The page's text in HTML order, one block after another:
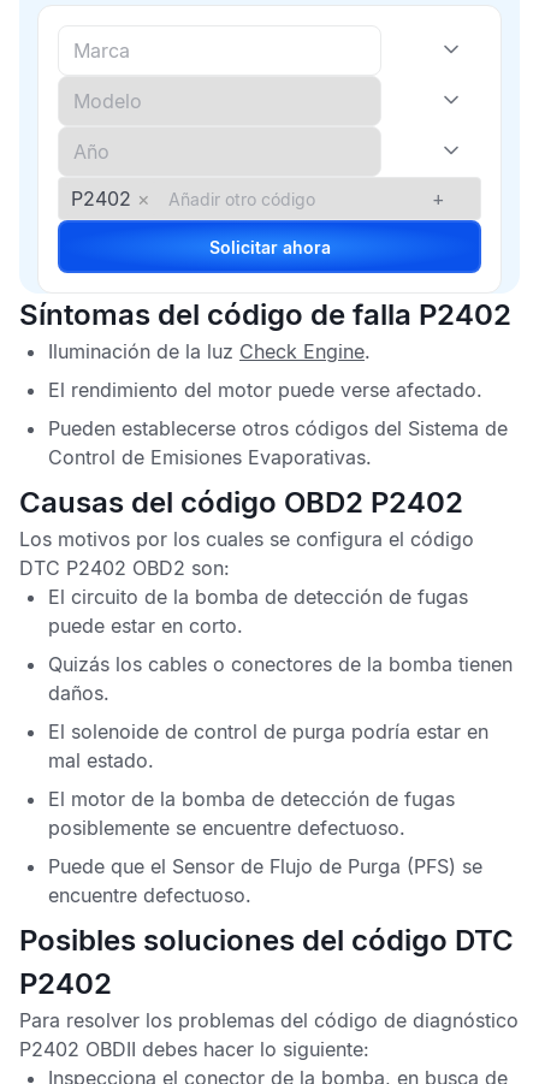
P2402 × +
Solicitar ahora
Síntomas del código de falla P2402
Iluminación de la luz Check Engine.
El rendimiento del motor puede verse afectado.
Pueden establecerse otros códigos del Sistema de
Control de Emisiones Evaporativas.
Causas del código OBD2 P2402
Los motivos por los cuales se configura el código
DTC P2402 OBD2 son:
El circuito de la bomba de detección de fugas
puede estar en corto.
Quizás los cables o conectores de la bomba tienen
daños.
El solenoide de control de purga podría estar en
mal estado.
El motor de la bomba de detección de fugas
posiblemente se encuentre defectuoso.
Puede que el Sensor de Flujo de Purga (PFS) se
encuentre defectuoso.
Posibles soluciones del código DTC
P2402
Para resolver los problemas del código de diagnóstico
P2402 OBDII debes hacer lo siguiente:
Inspecciona el conector de la bomba, en busca de